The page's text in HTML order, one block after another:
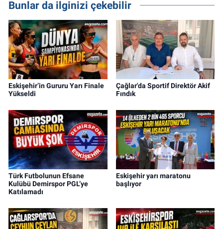
Bunlar da ilginizi çekebilir
Eskişehir’in Gururu Yarı Finale
Yükseldi
Çağlar'da Sportif Direktör Akif
Fındık
Türk Futbolunun Efsane
Kulübü Demirspor PGL’ye
Katılamadı
Eskişehir yarı maratonu
başlıyor